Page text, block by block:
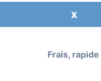
X
Frais,